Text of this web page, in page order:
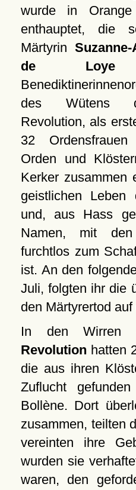
wurde in
enthauptet, die
Märtyrin
de Loye
des Wütens
Revolution, als
32
Orden und
Kerker zusammen
geistlichen Leben
und, aus Hass
Namen, mit den
furchtlos zum
ist. An den
Juli, folgten ihr die
den Märtyrertod
In den Wirren
Revolution hatten
die aus ihren
Zuflucht
Bollène. Dort
zusammen, teilten
vereinten ihre
wurden sie
waren, den